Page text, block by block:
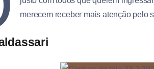
merecem receber mais atenção pelo